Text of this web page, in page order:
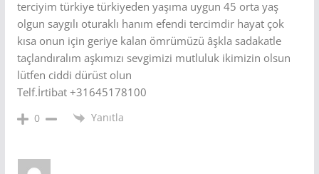
terciyim türkiye türkiyeden yaşıma uygun 45 orta yaş
olgun saygılı oturaklı hanım efendi tercimdir hayat çok
kısa onun için geriye kalan ömrümüzü âşkla sadakatle
taçlandıralım aşkımızı sevgimizi mutluluk ikimizin olsun
lütfen ciddi dürüst olun
Telf.İrtibat +31645178100
0 Yanıtla